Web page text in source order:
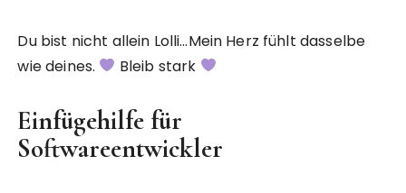
Du bist nicht allein Lolli…Mein Herz fühlt dasselbe
wie deines.
Bleib stark
Einfügehilfe für
Softwareentwickler